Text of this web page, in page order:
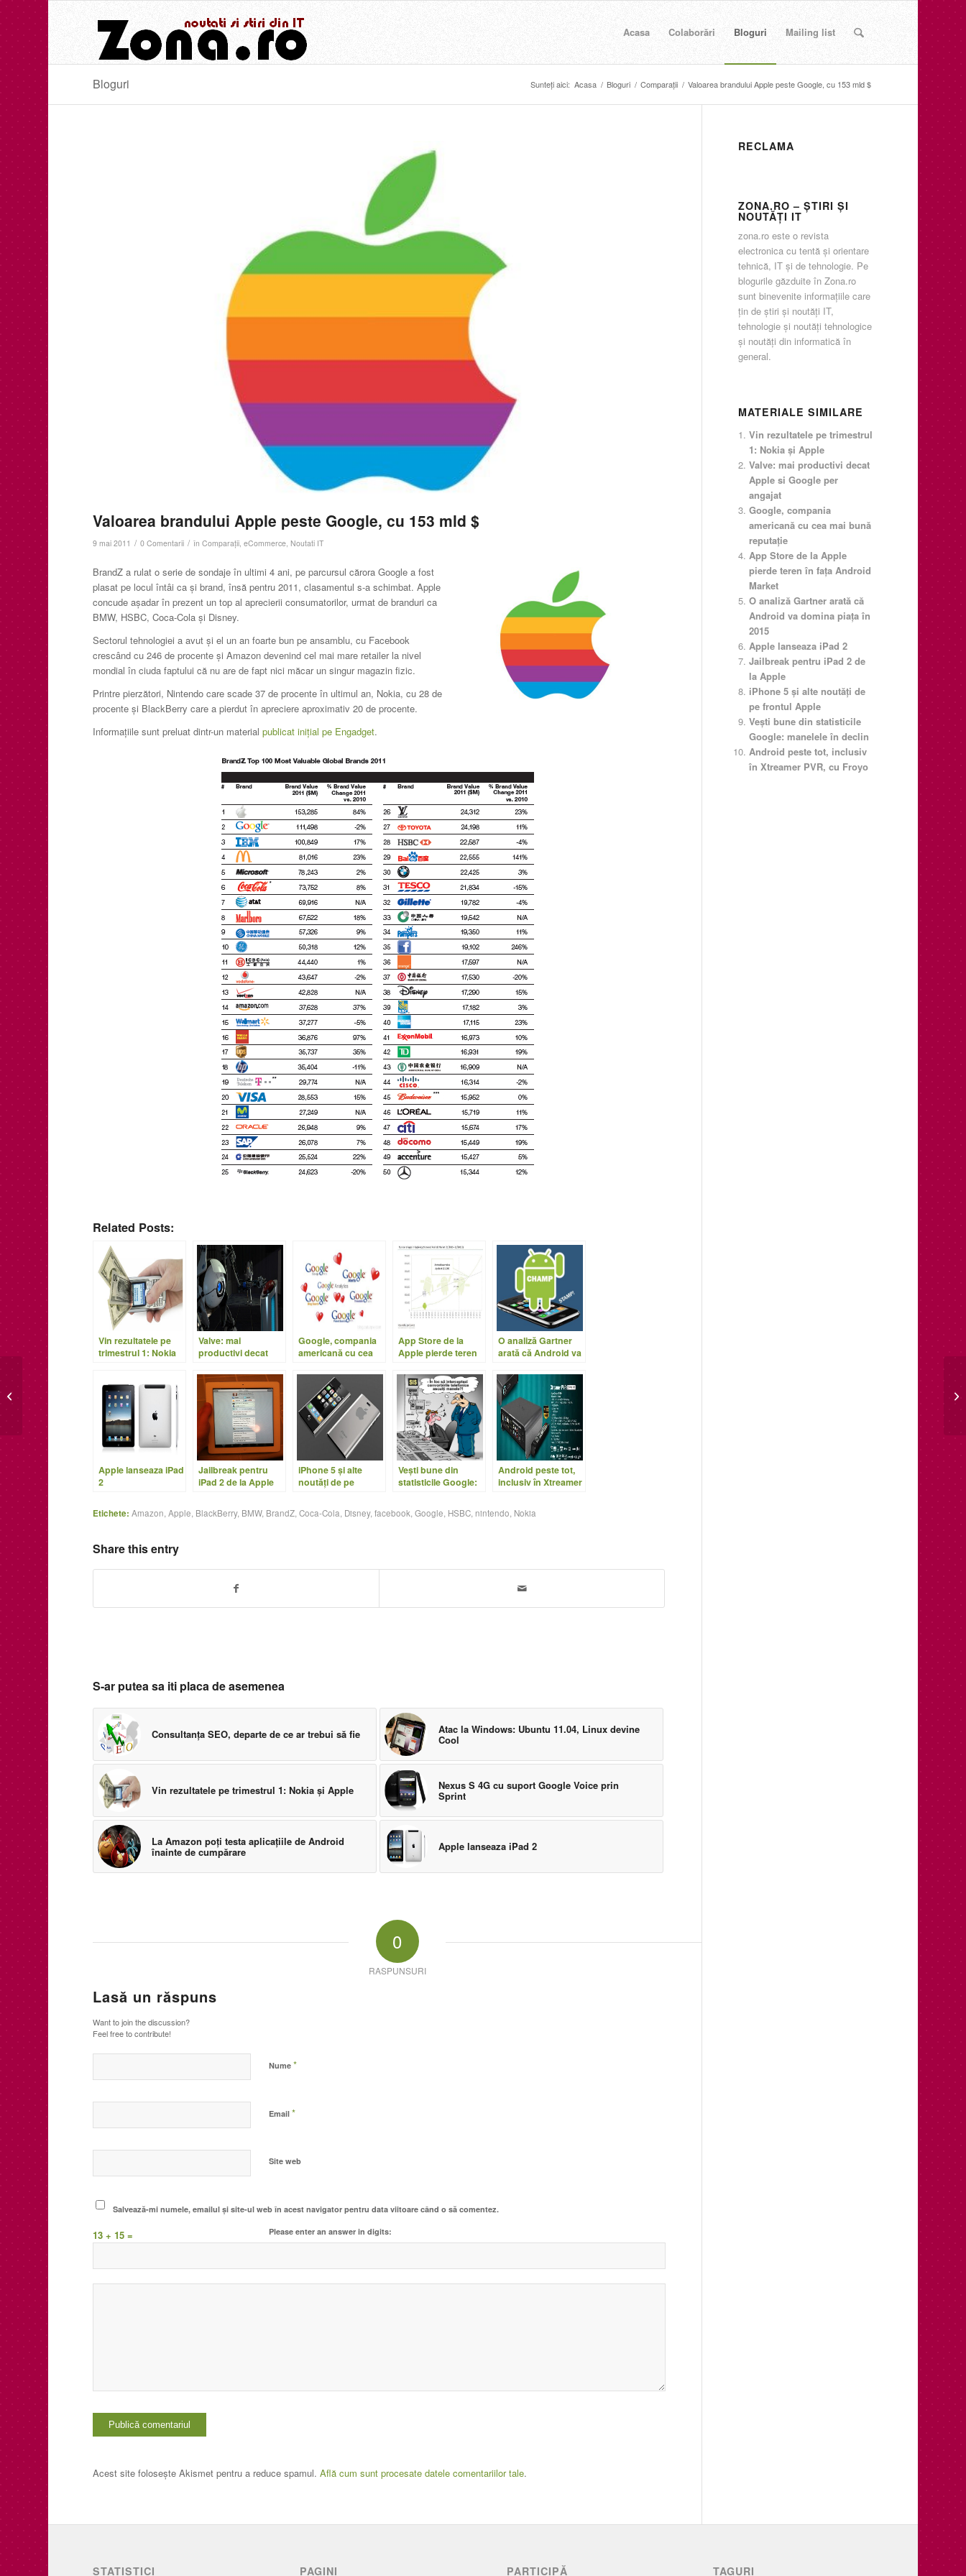
Acasa Colaborări Bloguri Mailing list
Bloguri Sunteți aici: Acasa / Bloguri / Comparaţii / Valoarea brandului Apple peste Google, cu 153 mld $
Valoarea brandului Apple peste Google, cu 153 mld $
9 mai 2011 / 0 Comentarii / înComparaţii ,eCommerce Noutati IT
BrandZ a rulat o serie de sondaje în ultimi 4 ani, pe parcursul cărora Google a fost
plasat pe locul întâi ca şi brand, însă pentru 2011, clasamentul s-a schimbat. Apple
concude aşadar în prezent un top al aprecierii consumatorilor, urmat de branduri ca
BMW, HSBC, Coca-Cola şi Disney.
Sectorul tehnologiei a avut şi el un an foarte bun pe ansamblu, cu Facebook
crescând cu 246 de procente şi Amazon devenind cel mai mare retailer la nivel
mondial în ciuda faptului că nu are de fapt nici măcar un singur magazin fizic.
Printre pierzători, Nintendo care scade 37 de procente în ultimul an, Nokia, cu 28 de
procente şi BlackBerry care a pierdut în apreciere aproximativ 20 de procente.
Informaţiile sunt preluat dintr-un materialpublicat iniţial pe Engadget.
Related Posts:
Vin rezultatele pe
trimestrul 1: Nokia
Valve: mai
productivi decat
angajat
Google, compania
americană cu cea
App Store de la
Apple pierde teren
Market
O analiză Gartner
arată că Android va
2015
Apple lanseaza iPad
2
Jailbreak pentru
iPad 2 de la Apple
iPhone 5 şi alte
noutăţi de pe
Vești bune din
statisticile Google:
Android peste tot,
inclusiv în Xtreamer
Etichete: Amazon ,Apple BlackBerry, BMW, BrandZ ,Coca-Cola Disney,facebook ,Google HSBC nintendo Nokia
Share this entry
S-ar putea sa iti placa de asemenea
Consultanţa SEO, departe de ce ar trebui să fie Atac la Windows: Ubuntu 11.04, Linux devine
Cool
Vin rezultatele pe trimestrul 1: Nokia şi Apple Nexus S 4G cu suport Google Voice prin
Sprint
La Amazon poţi testa aplicaţiile de Android
înainte de cumpărare Apple lanseaza iPad 2
0
RASPUNSURI
Lasă un răspuns
Want to join the discussion?
Feel free to contribute!
Nume*
Email*
Site web
Salvează-mi numele, emailul și site-ul web în acest navigator pentru data viitoare când o să comentez.
Please enter an answer in digits:
13 + 15 =
Acest site folosește Akismet pentru a reduce spamul.Află cum sunt procesate datele comentariilor tale.
RECLAMA
ZONA.RO – ŞTIRI ŞI
NOUTĂŢI IT
zona.ro este o revista
electronica cu tentă şi orientare
tehnică, IT şi de tehnologie. Pe
blogurile găzduite în Zona.ro
sunt binevenite informaţiile care
ţin de ştiri şi noutăţi IT,
tehnologie şi noutăţi tehnologice
şi noutăţi din informatică în
general.
MATERIALE SIMILARE
Vin rezultatele pe trimestrul
1: Nokia şi Apple
Valve: mai productivi decat
Apple si Google per
angajat
Google, compania
americană cu cea mai bună
reputaţie
App Store de la Apple
pierde teren în faţa Android
Market
O analiză Gartner arată că
Android va domina piaţa în
2015
Apple lanseaza iPad 2
Jailbreak pentru iPad 2 de
la Apple
iPhone 5 şi alte noutăţi de
pe frontul Apple
Vești bune din statisticile
Google: manelele în declin
Android peste tot, inclusiv
în Xtreamer PVR, cu Froyo
STATISTICI PAGINI PARTICIPĂ TAGURI
Samsung Infuse 4G: un
Android spectaculos